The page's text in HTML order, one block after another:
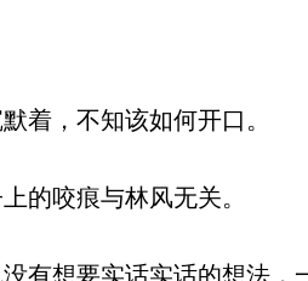
着，不知该如何开口。
的咬痕与林风无关。
有想要实话实话的想法，